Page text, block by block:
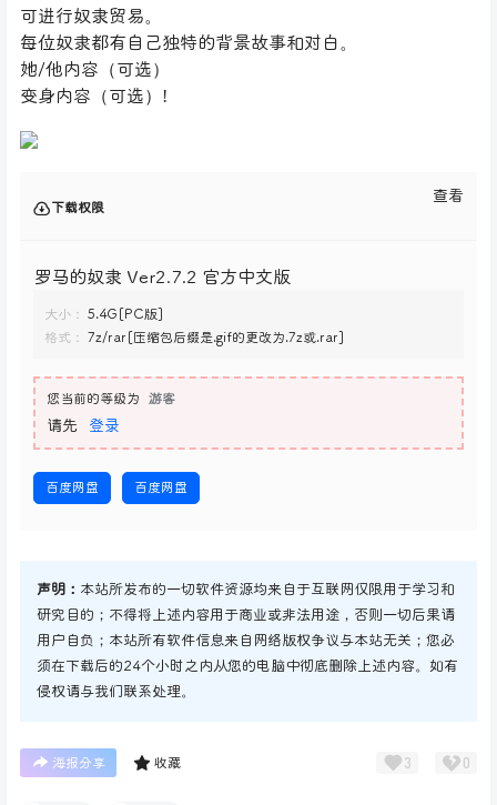
可进行奴隶贸易。
每位奴隶都有自己独特的背景故事和对白。
她/他内容（可选）
变身内容（可选）!
下载权限
查看
罗马的奴隶 Ver2.7.2 官方中文版
大小：
5.4G[PC版]
格式：
7z/rar[压缩包后缀是.gif的更改为.7z或.rar]
您当前的等级为 游客
请先 登录
百度网盘 百度网盘
声明： 本站所发布的一切软件资源均来自于互联网仅限用于学习和
研究目的；不得将上述内容用于商业或非法用途，否则一切后果请
用户自负；本站所有软件信息来自网络版权争议与本站无关；您必
须在下载后的24个小时之内从您的电脑中彻底删除上述内容。如有
侵权请与我们联系处理。
海报分享 收藏 3 0